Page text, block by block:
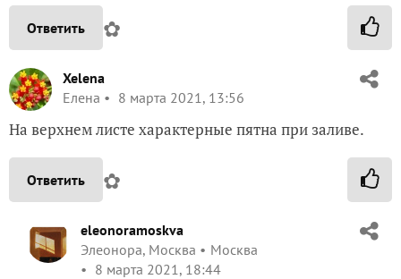
Ответить ✿
Xelena
Елена
8 марта 2021, 13:56
На верхнем листе характерные пятна при заливе.
Ответить ✿
eleonoramoskva
Элеонора, Москва
Москва
8 марта 2021, 18:44